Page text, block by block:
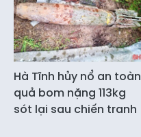
Hà Tĩnh hủy nổ an toàn
quả bom nặng 113kg
sót lại sau chiến tranh